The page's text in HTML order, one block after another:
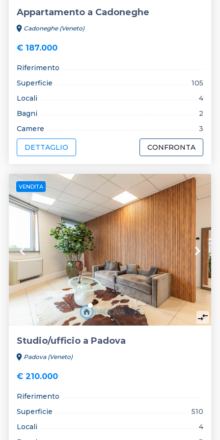
Appartamento a Cadoneghe
location_on Cadoneghe (Veneto)
€ 187.000
Riferimento
Superficie
105
Locali
4
Bagni
2
Camere
3
DETTAGLIO CONFRONTA
VENDITA
keyboard_arrow_left keyboard_arrow_right
compare_arrows
Studio/ufficio a Padova
location_on Padova (Veneto)
€ 210.000
Riferimento
Superficie
510
Locali
4